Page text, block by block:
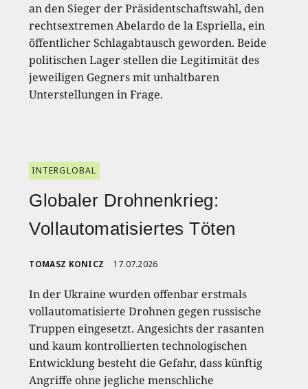
an den Sieger der Präsidentschaftswahl, den
rechtsextremen Abelardo de la Espriella, ein
öffentlicher Schlagabtausch geworden. Beide
politischen Lager stellen die Legitimität des
jeweiligen Gegners mit unhaltbaren
Unterstellungen in Frage.
INTERGLOBAL
Globaler Drohnenkrieg:
Vollautomatisiertes Töten
TOMASZ KONICZ 17.07.2026
In der Ukraine wurden offenbar erstmals
vollautomatisierte Drohnen gegen russische
Truppen eingesetzt. Angesichts der rasanten
und kaum kontrollierten technologischen
Entwicklung besteht die Gefahr, dass künftig
Angriffe ohne jegliche menschliche